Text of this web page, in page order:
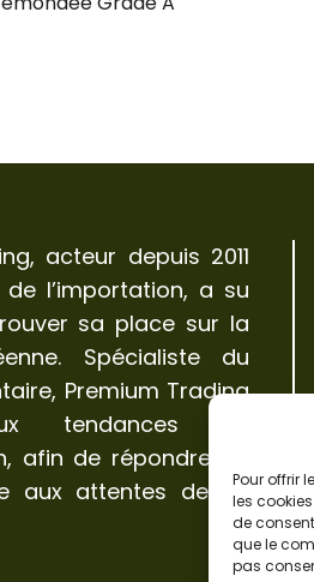
Pour offrir
les
de
que le
pas
acteur depuis 2011
l’importation, a su
sa place sur la
Spécialiste du
Premium Trading
tendances de
afin de répondre de
aux attentes de sa